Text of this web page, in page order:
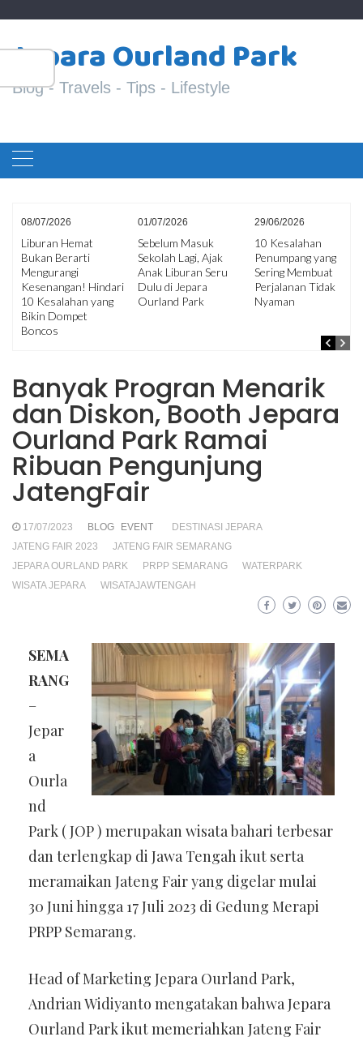
content
Jepara Ourland Park
Blog - Travels - Tips - Lifestyle
08/07/2026
Liburan Hemat
Bukan Berarti
Mengurangi
Kesenangan! Hindari
10 Kesalahan yang
Bikin Dompet
Boncos
01/07/2026
Sebelum Masuk
Sekolah Lagi, Ajak
Anak Liburan Seru
Dulu di Jepara
Ourland Park
29/06/2026
10 Kesalahan
Penumpang yang
Sering Membuat
Perjalanan Tidak
Nyaman
Banyak Progran Menarik
dan Diskon, Booth Jepara
Ourland Park Ramai
Ribuan Pengunjung
JatengFair
17/07/2023 BLOG EVENT
DESTINASI JEPARA
JATENG FAIR 2023
JATENG FAIR SEMARANG
JEPARA OURLAND PARK
PRPP SEMARANG
WATERPARK
WISATA JEPARA
WISATAJAWTENGAH
SEMA
RANG
–
Jepar
a
Ourla
nd
Park ( JOP ) merupakan wisata bahari terbesar
dan terlengkap di Jawa Tengah ikut serta
meramaikan Jateng Fair yang digelar mulai
30 Juni hingga 17 Juli 2023 di Gedung Merapi
PRPP Semarang.
Head of Marketing Jepara Ourland Park,
Andrian Widiyanto mengatakan bahwa Jepara
Ourland Park ikut memeriahkan Jateng Fair